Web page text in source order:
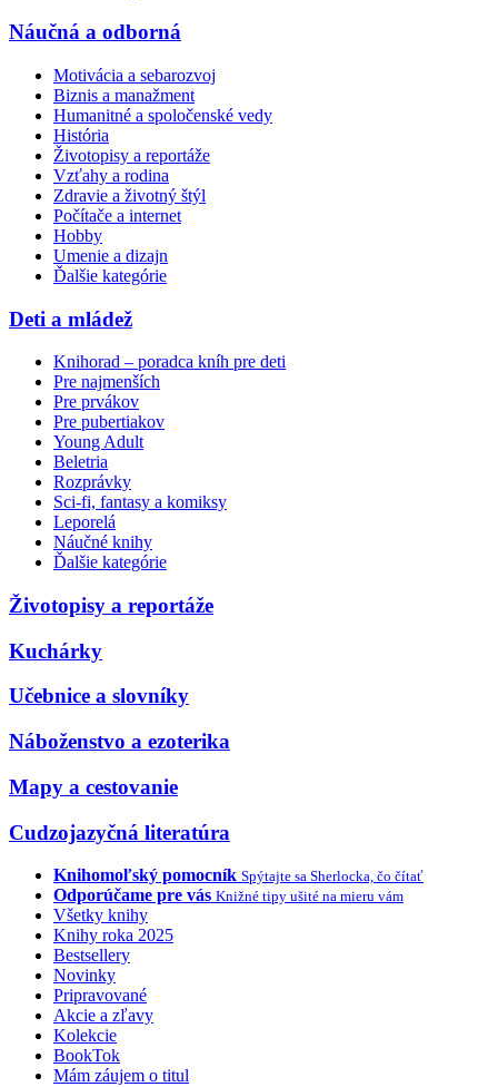
Náučná a odborná
Motivácia a sebarozvoj
Biznis a manažment
Humanitné a spoločenské vedy
História
Životopisy a reportáže
Vzťahy a rodina
Zdravie a životný štýl
Počítače a internet
Hobby
Umenie a dizajn
Ďalšie kategórie
Deti a mládež
Knihorad – poradca kníh pre deti
Pre najmenších
Pre prvákov
Pre pubertiakov
Young Adult
Beletria
Rozprávky
Sci-fi, fantasy a komiksy
Leporelá
Náučné knihy
Ďalšie kategórie
Životopisy a reportáže
Kuchárky
Učebnice a slovníky
Náboženstvo a ezoterika
Mapy a cestovanie
Cudzojazyčná literatúra
Knihomoľský pomocník Spýtajte sa Sherlocka, čo čítať
Odporúčame pre vás Knižné tipy ušité na mieru vám
Všetky knihy
Knihy roka 2025
Bestsellery
Novinky
Pripravované
Akcie a zľavy
Kolekcie
BookTok
Mám záujem o titul